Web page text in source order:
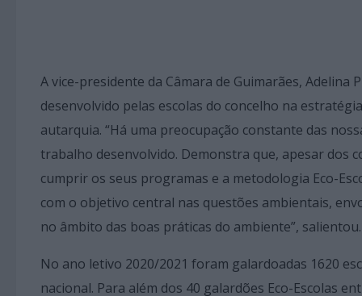
A vice-presidente da Câmara de Guimarães,
desenvolvido pelas escolas do concelho na
autarquia. “Há uma preocupação constante das
trabalho desenvolvido. Demonstra que, apesar dos
cumprir os seus programas e a metodologia Eco-
com o objetivo central nas questões ambientais,
no âmbito das boas práticas do ambiente”, salientou.
No ano letivo 2020/2021 foram galardoadas 1620
nacional. Para além dos 40 galardões Eco-Escolas